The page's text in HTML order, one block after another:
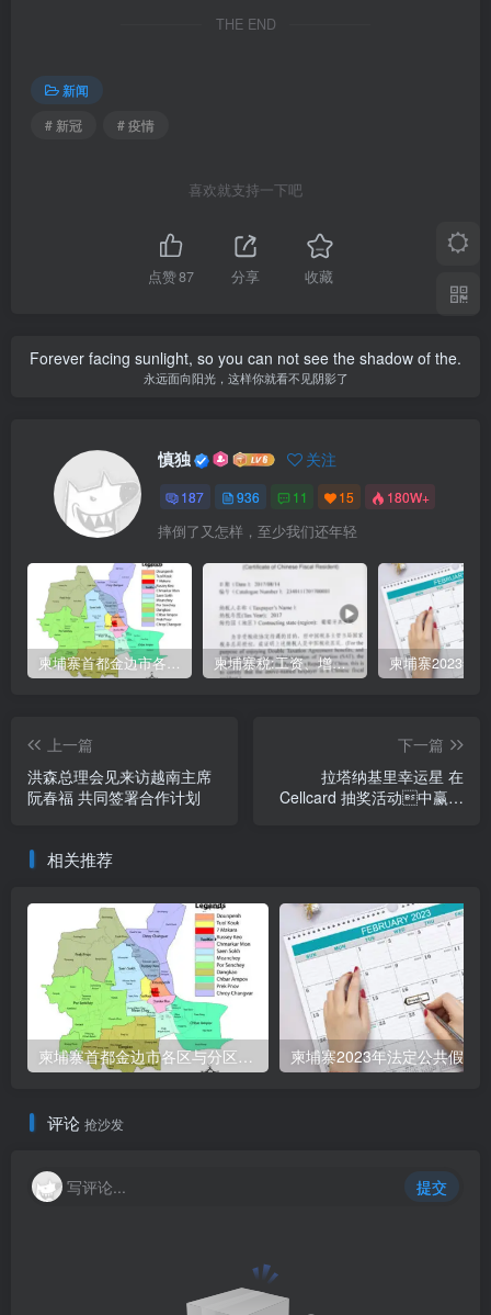
THE END
新闻
# 新冠
# 疫情
喜欢就支持一下吧
点赞87 分享 收藏
Forever facing sunlight, so you can not see the shadow of the.
永远面向阳光，这样你就看不见阴影了
慎独 关注
187 936 11 15 180W+
摔倒了又怎样，至少我们还年轻
柬埔寨首都金边市各区与分区名称分布 柬埔寨税:工资、增值、预扣、利润、专利、产业、注册税
上一篇
洪森总理会见来访越南主席
阮春福 共同签署合作计划
下一篇
拉塔纳基里幸运星 在
Cellcard 抽奖活动中赢得
相关推荐
柬埔寨首都金边市各区与分区名称分布 柬埔寨2023年法定公共假期
评论 抢沙发
写评论... 提交